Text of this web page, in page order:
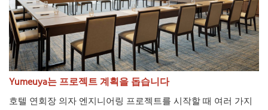
Yumeuya는 프로젝트 계획을 돕습니다
호텔 연회장 의자 엔지니어링 프로젝트를 시작할 때 여러 가지